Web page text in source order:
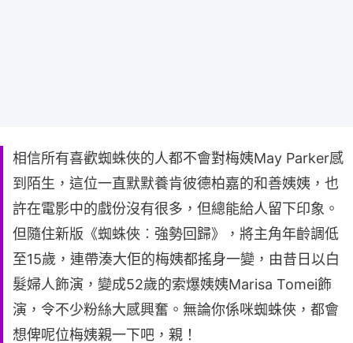
相信所有喜歡蜘蛛俠的人都不會對梅姨May Parker感
到陌生，這位一直默默養肯彼德柏嘉的和善姨姨，也
許在電影中的戲份沒有很多，但總能給人留下印象。
但隨住新版《蜘蛛俠︰強勢回歸》，將主角年齡調低
至15歲，連帶湊大佢的梅姨都搖身一變，由昔日以白
髮婦人飾演，變成52歲的索爆姨姨Marisa Tomei飾
演，令不少粉絲大感興奮。無論你係咪蜘蛛俠，都會
想俾呢位梅姨親一下吧，親！